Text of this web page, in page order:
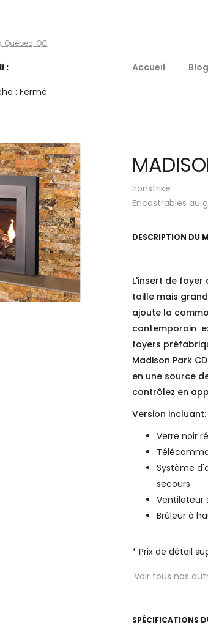
Québec, QC
:
: Fermé
Accueil
Ironstrike
Encastrables au
DESCRIPTION DU
L'insert de foyer
taille mais
ajoute la
contemporain
foyers
Madison Park
en une source
contrôlez en
Version incluant:
Verre noir
Système
secours
Ventilateur
Brûleur à
* Prix de détail
Voir tous nos
SPÉCIFICATIONS